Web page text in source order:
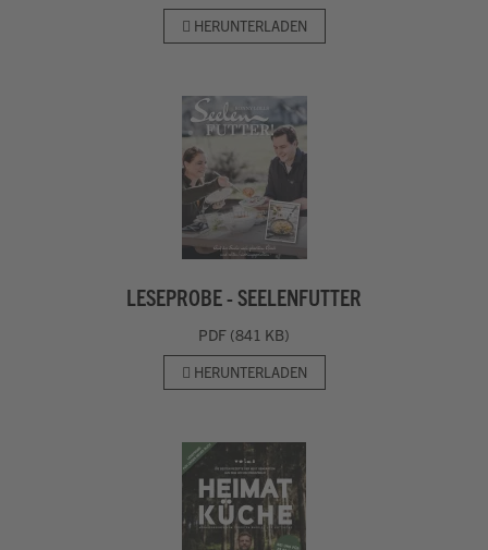
HERUNTERLADEN
LESEPROBE - SEELENFUTTER
PDF (841 KB)
HERUNTERLADEN